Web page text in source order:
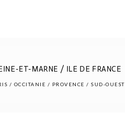
ET-MARNE / ILE DE FRANCE
/ OCCITANIE / PROVENCE / SUD-OUEST